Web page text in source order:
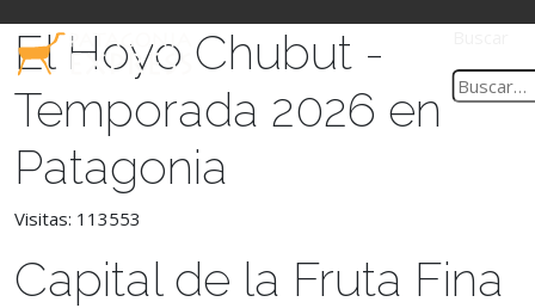
El Hoyo Chubut -
Temporada 2026 en
Patagonia
Visitas: 113553
Capital de la Fruta Fina